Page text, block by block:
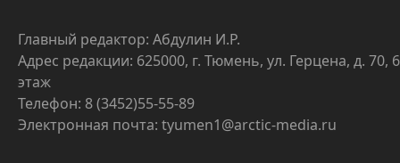
Главный редактор: Абдулин И.Р.
Адрес редакции: 625000, г. Тюмень, ул. Герцена, д. 70, 6
этаж
Телефон: 8 (3452)55-55-89
Электронная почта: tyumen1@arctic-media.ru